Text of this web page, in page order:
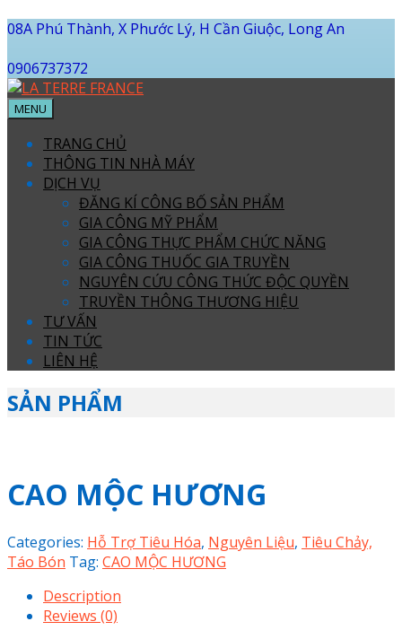
08A Phú Thành, X Phước Lý, H Cần Giuộc, Long An
0906737372
MENU
TRANG CHỦ
THÔNG TIN NHÀ MÁY
DỊCH VỤ
ĐĂNG KÍ CÔNG BỐ SẢN PHẨM
GIA CÔNG MỸ PHẨM
GIA CÔNG THỰC PHẨM CHỨC NĂNG
GIA CÔNG THUỐC GIA TRUYỀN
NGUYÊN CỨU CÔNG THỨC ĐỘC QUYỀN
TRUYỀN THÔNG THƯƠNG HIỆU
TƯ VẤN
TIN TỨC
LIÊN HỆ
SẢN PHẨM
CAO MỘC HƯƠNG
Categories: Hỗ Trợ Tiêu Hóa, Nguyên Liệu, Tiêu Chảy,
Táo Bón Tag: CAO MỘC HƯƠNG
Description
Reviews (0)